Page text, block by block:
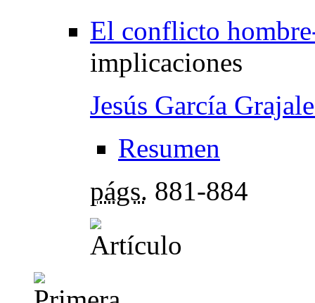
El conflicto
implicaciones
Jesús García
Resumen
págs. 881-884